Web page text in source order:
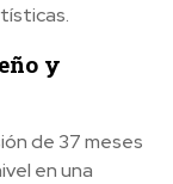
y
de 37 meses
en una